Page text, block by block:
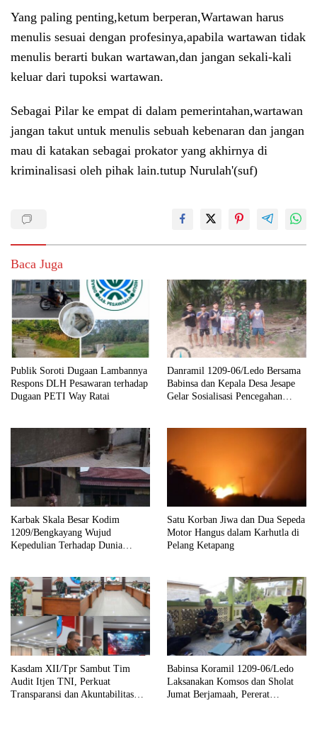
Yang paling penting,ketum berperan,Wartawan harus
menulis sesuai dengan profesinya,apabila wartawan tidak
menulis berarti bukan wartawan,dan jangan sekali-kali
keluar dari tupoksi wartawan.
Sebagai Pilar ke empat di dalam pemerintahan,wartawan
jangan takut untuk menulis sebuah kebenaran dan jangan
mau di katakan sebagai prokator yang akhirnya di
kriminalisasi oleh pihak lain.tutup Nurulah'(suf)
Baca Juga
Publik Soroti Dugaan Lambannya
Respons DLH Pesawaran terhadap
Dugaan PETI Way Ratai
Danramil 1209-06/Ledo Bersama
Babinsa dan Kepala Desa Jesape
Gelar Sosialisasi Pencegahan
Karbak Skala Besar Kodim
1209/Bengkayang Wujud
Kepedulian Terhadap Dunia
Satu Korban Jiwa dan Dua Sepeda
Motor Hangus dalam Karhutla di
Pelang Ketapang
Kasdam XII/Tpr Sambut Tim
Audit Itjen TNI, Perkuat
Transparansi dan Akuntabilitas
Babinsa Koramil 1209-06/Ledo
Laksanakan Komsos dan Sholat
Jumat Berjamaah, Pererat